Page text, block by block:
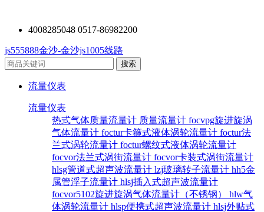
4008285048 0517-86982200
js555888金沙-金沙js1005线路
流量仪表
流量仪表
热式气体质量流量计 质量流量计 focvpg旋进旋涡
气体流量计 foctur卡箍式液体涡轮流量计 foctur法
兰式涡轮流量计 foctur螺纹式液体涡轮流量计
focvor法兰式涡街流量计 focvor卡装式涡街流量计
hlsg管道式超声波流量计 lzj玻璃转子流量计 hh5金
属管浮子流量计 hlsj插入式超声波流量计
focvor5102旋进旋涡气体流量计（不锈钢） hlw气
体涡轮流量计 hlsp便携式超声波流量计 hlsj外贴式